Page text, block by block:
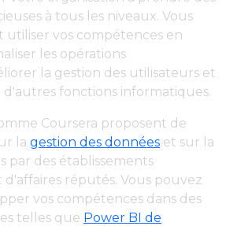
à tous les niveaux. Vous
vos compétences en
les opérations
la gestion des utilisateurs et
d'autres fonctions informatiques.
Coursera proposent de
la gestion des données et sur la
par des établissements
réputés. Vous pouvez
vos compétences dans des
telles que Power BI de